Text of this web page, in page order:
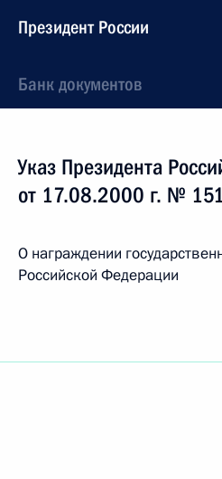
Президент России
Банк документов
Указ Президента
от 17.08.2000 г. №
О награждении
Российской Федерации